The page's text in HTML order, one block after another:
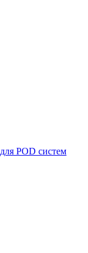
POD систем